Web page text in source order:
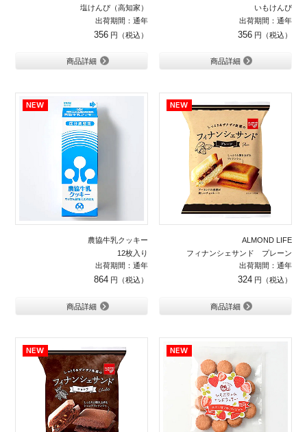
塩けんぴ（高知家）
出荷期間：通年
356
商品詳細
いもけんぴ
出荷期間：通年
356
商品詳細
農協牛乳クッキー
12枚入り
出荷期間：通年
864
商品詳細
ALMOND LIFE
フィナンシェサンド プレーン
出荷期間：通年
324
商品詳細